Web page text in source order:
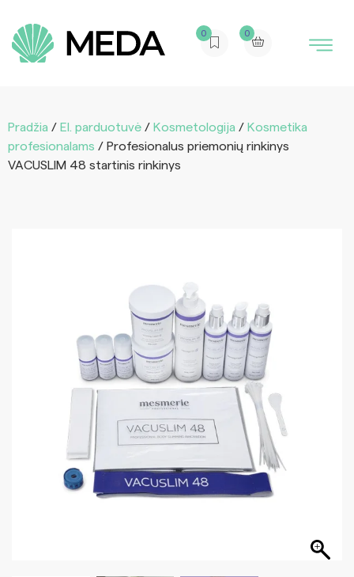
0 0
Pradžia / El. parduotuvė / Kosmetologija / Kosmetika
profesionalams / Profesionalus priemonių rinkinys
VACUSLIM 48 startinis rinkinys